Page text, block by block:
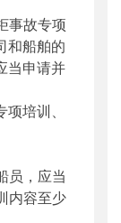
故专项
和船舶的
当申请并
培训、
，应当
内容至少